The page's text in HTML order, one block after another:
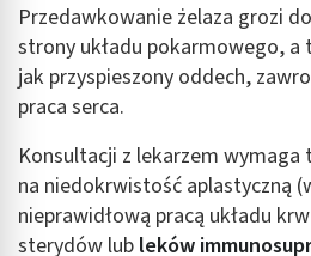
Przedawkowanie żelaza grozi
strony układu pokarmowego,
jak przyspieszony oddech,
praca serca.
Konsultacji z lekarzem wymaga
na niedokrwistość aplastyczną
nieprawidłową pracą układu
sterydów lub leków